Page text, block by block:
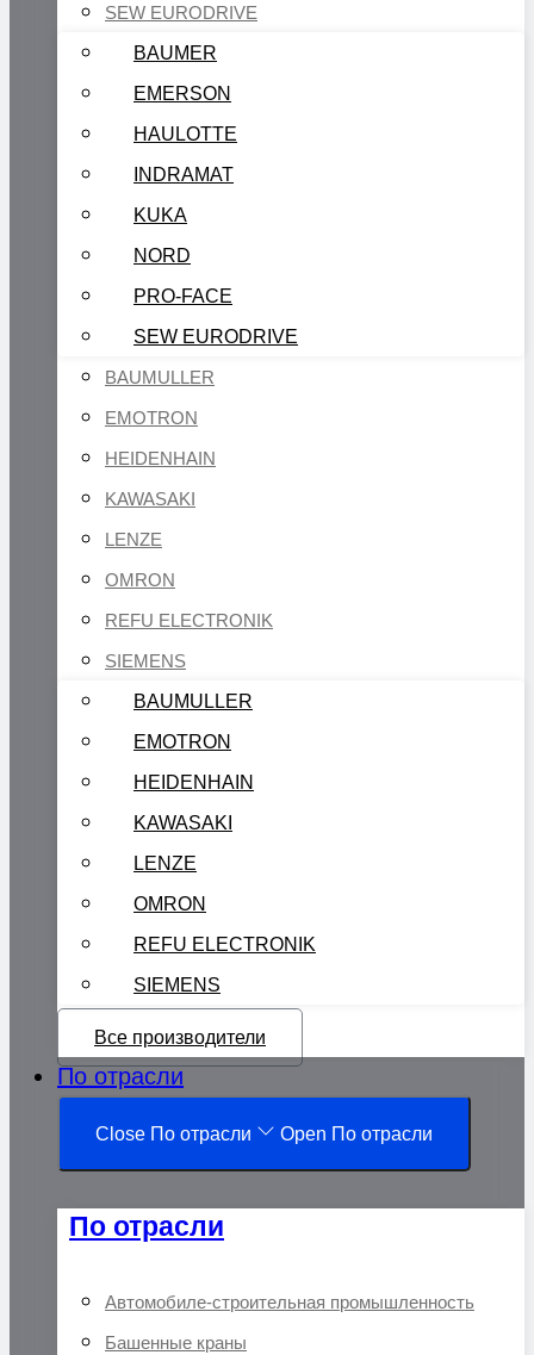
SEW EURODRIVE
BAUMER
EMERSON
HAULOTTE
INDRAMAT
KUKA
NORD
PRO-FACE
SEW EURODRIVE
BAUMULLER
EMOTRON
HEIDENHAIN
KAWASAKI
LENZE
OMRON
REFU ELECTRONIK
SIEMENS
BAUMULLER
EMOTRON
HEIDENHAIN
KAWASAKI
LENZE
OMRON
REFU ELECTRONIK
SIEMENS
Все производители
По отрасли
Close По отрасли Open По отрасли
По отрасли
Автомобиле-строительная промышленность
Башенные краны